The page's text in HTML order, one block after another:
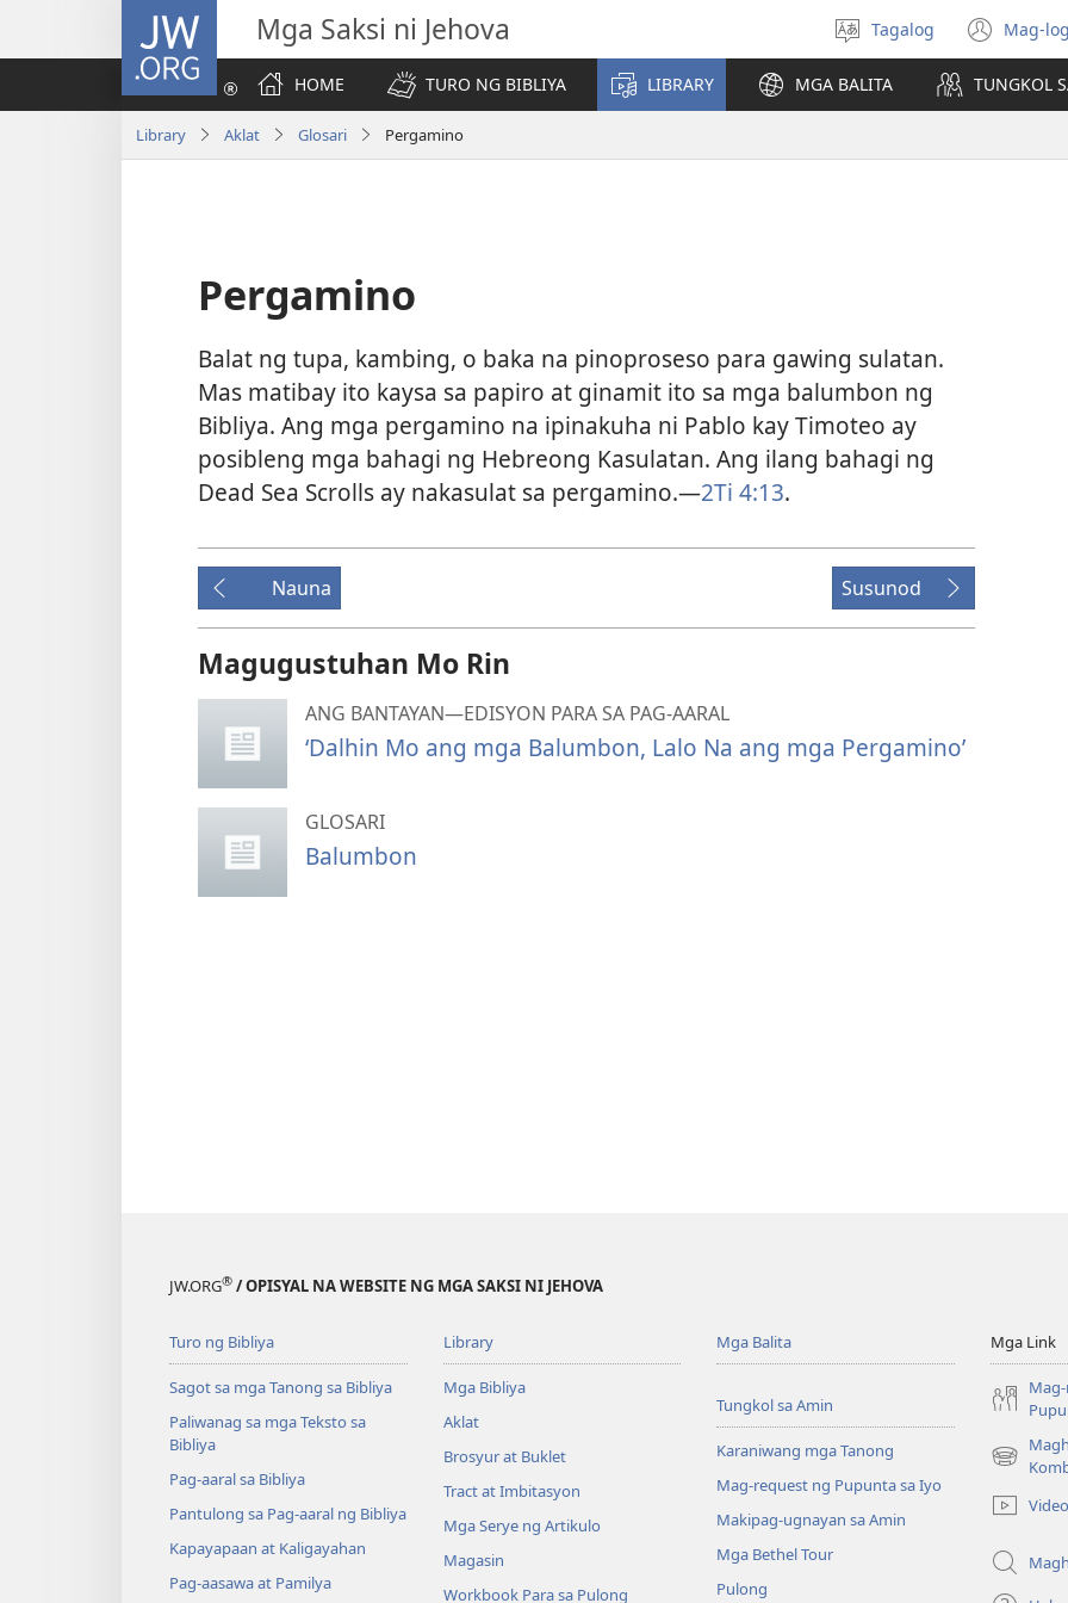
JW.ORG Mga Saksi ni Jehova
Pumili
ng
wika
Tagalog Mag-(may
na
HOME
TURO NG BIBLIYA LIBRARY MGA BALITA TUNGKOL
Library Aklat Glosari Pergamino
Pergamino
Balat ng tupa, kambing, o baka na pinoproseso para gawing sulatan.
Mas matibay ito kaysa sa papiro at ginamit ito sa mga balumbon ng
Bibliya. Ang mga pergamino na ipinakuha ni Pablo kay Timoteo ay
posibleng mga bahagi ng Hebreong Kasulatan. Ang ilang bahagi ng
Dead Sea Scrolls ay nakasulat sa pergamino.—2Ti 4:13.
Nauna Susunod
Magugustuhan Mo Rin
ANG BANTAYAN—EDISYON PARA SA PAG-AARAL
‘Dalhin Mo ang mga Balumbon, Lalo Na ang mga Pergamino’
GLOSARI
Balumbon
JW.ORG® / OPISYAL NA WEBSITE NG MGA SAKSI NI JEHOVA
Turo ng Bibliya
Sagot sa mga Tanong sa Bibliya
Paliwanag sa mga Teksto sa
Bibliya
Pag-aaral sa Bibliya
Pantulong sa Pag-aaral ng Bibliya
Kapayapaan at Kaligayahan
Pag-aasawa at Pamilya
Library
Mga Bibliya
Aklat
Brosyur at Buklet
Tract at Imbitasyon
Mga Serye ng Artikulo
Magasin
Workbook Para sa Pulong
Mga Balita
Tungkol sa Amin
Karaniwang mga Tanong
Mag-request ng Pupunta sa Iyo
Makipag-ugnayan sa Amin
Mga Bethel Tour
Pulong
Mga Link
(may
na
window)
Video